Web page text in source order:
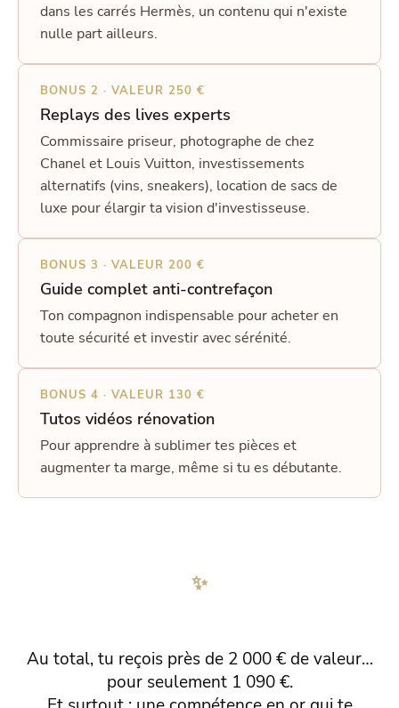
dans les carrés Hermès, un contenu qui n'existe
nulle part ailleurs.
BONUS 2 · VALEUR 250 €
Replays des lives experts
Commissaire priseur, photographe de chez
Chanel et Louis Vuitton, investissements
alternatifs (vins, sneakers), location de sacs de
luxe pour élargir ta vision d'investisseuse.
BONUS 3 · VALEUR 200 €
Guide complet anti-contrefaçon
Ton compagnon indispensable pour acheter en
toute sécurité et investir avec sérénité.
BONUS 4 · VALEUR 130 €
Tutos vidéos rénovation
Pour apprendre à sublimer tes pièces et
augmenter ta marge, même si tu es débutante.
✨
Au total, tu reçois près de 2 000 € de valeur…
pour seulement 1 090 €.